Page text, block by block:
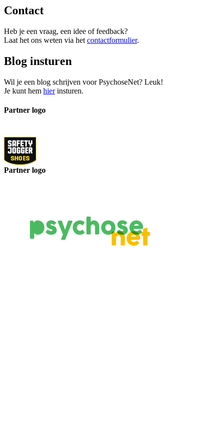
Contact
Heb je een vraag, een idee of feedback?
Laat het ons weten via het contactformulier.
Blog insturen
Wil je een blog schrijven voor PsychoseNet? Leuk!
Je kunt hem hierinsturen.
Partner logo
Partner logo